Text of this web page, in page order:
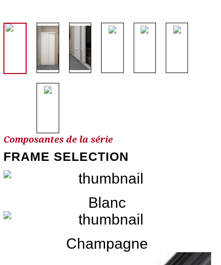
Composantes de la série
FRAME SELECTION
Blanc
Champagne